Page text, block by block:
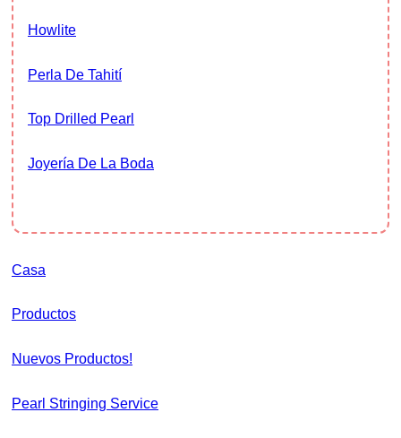
Howlite
Perla De Tahití
Top Drilled Pearl
Joyería De La Boda
Casa
Productos
Nuevos Productos!
Pearl Stringing Service